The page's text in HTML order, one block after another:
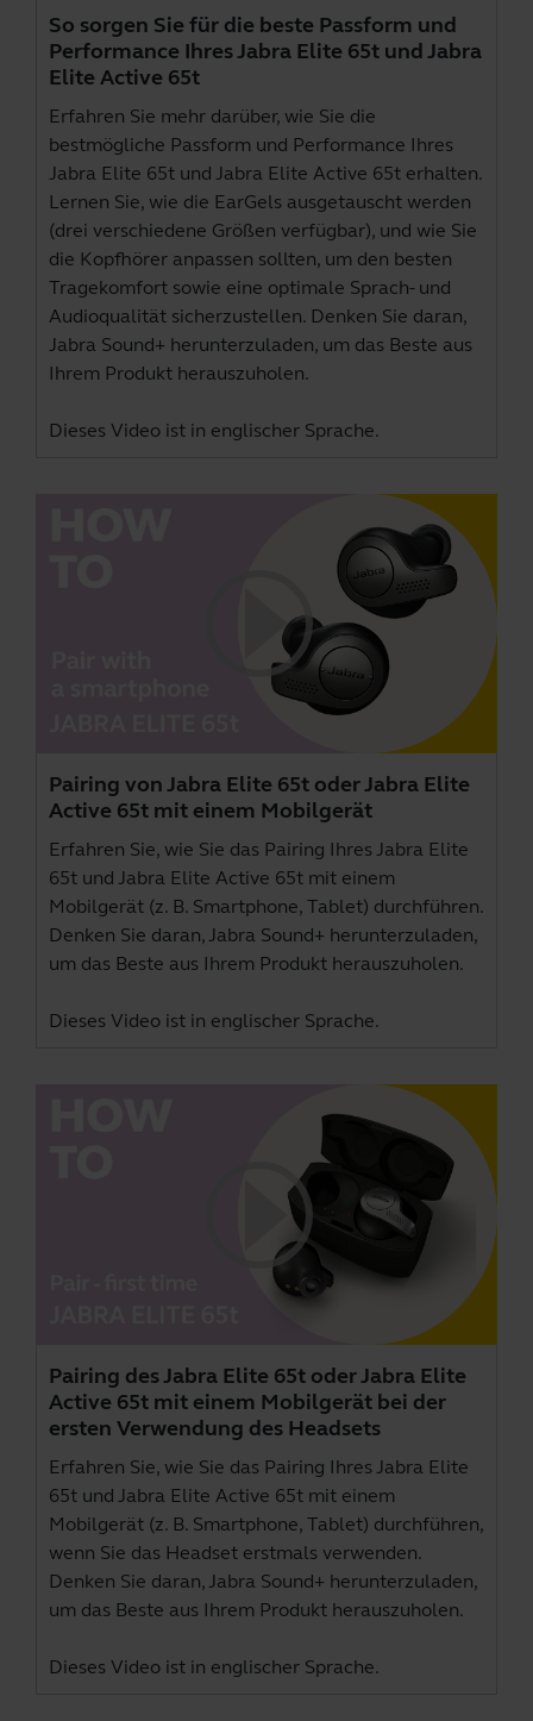
So sorgen Sie für die beste Passform und
Performance Ihres Jabra Elite 65t und Jabra
Elite Active 65t
Erfahren Sie mehr darüber, wie Sie die
bestmögliche Passform und Performance Ihres
Jabra Elite 65t und Jabra Elite Active 65t erhalten.
Lernen Sie, wie die EarGels ausgetauscht werden
(drei verschiedene Größen verfügbar), und wie Sie
die Kopfhörer anpassen sollten, um den besten
Tragekomfort sowie eine optimale Sprach- und
Audioqualität sicherzustellen. Denken Sie daran,
Jabra Sound+ herunterzuladen, um das Beste aus
Ihrem Produkt herauszuholen.
Dieses Video ist in englischer Sprache.
Pairing von Jabra Elite 65t oder Jabra Elite
Active 65t mit einem Mobilgerät
Erfahren Sie, wie Sie das Pairing Ihres Jabra Elite
65t und Jabra Elite Active 65t mit einem
Mobilgerät (z. B. Smartphone, Tablet) durchführen.
Denken Sie daran,Jabra Sound+ herunterzuladen,
um das Beste aus Ihrem Produkt herauszuholen.
Dieses Video ist in englischer Sprache.
Pairing des Jabra Elite 65t oder Jabra Elite
Active 65t mit einem Mobilgerät bei der
ersten Verwendung des Headsets
Erfahren Sie, wie Sie das Pairing Ihres Jabra Elite
65t und Jabra Elite Active 65t mit einem
Mobilgerät (z. B. Smartphone, Tablet) durchführen,
wenn Sie das Headset erstmals verwenden.
Denken Sie daran, Jabra Sound+ herunterzuladen,
um das Beste aus Ihrem Produkt herauszuholen.
Dieses Video ist in englischer Sprache.